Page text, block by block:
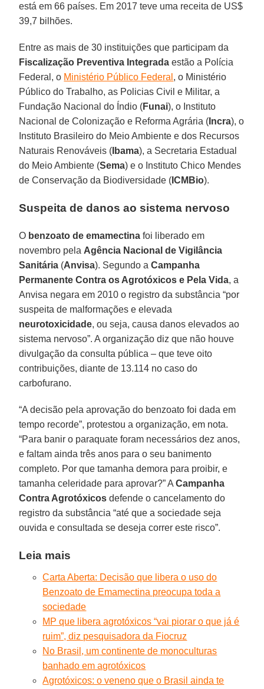
está em 66 países. Em 2017 teve uma receita de US$
39,7 bilhões.
Entre as mais de 30 instituições que participam da
Fiscalização Preventiva Integrada estão a Polícia
Federal, o Ministério Público Federal , o Ministério
Público do Trabalho, as Policias Civil e Militar, a
Fundação Nacional do Índio (Funai), o Instituto
Nacional de Colonização e Reforma Agrária ( Incra), o
Instituto Brasileiro do Meio Ambiente e dos Recursos
Naturais Renováveis ( Ibama), a Secretaria Estadual
do Meio Ambiente (Sema) e o Instituto Chico Mendes
de Conservação da Biodiversidade ( ICMBio).
Suspeita de danos ao sistema nervoso
O benzoato de emamectina foi liberado em
novembro pela Agência Nacional de Vigilância
Sanitária (Anvisa). Segundo aCampanha
Permanente Contra os Agrotóxicos e Pela Vida, a
Anvisa negara em 2010 o registro da substância “por
suspeita de malformações e elevada
neurotoxicidade, ou seja, causa danos elevados ao
sistema nervoso”. A organização diz que não houve
divulgação da consulta pública – que teve oito
contribuições, diante de 13.114 no caso do
carbofurano.
“A decisão pela aprovação do benzoato foi dada em
tempo recorde”, protestou a organização, em nota.
“Para banir o paraquate foram necessários dez anos,
e faltam ainda três anos para o seu banimento
completo. Por que tamanha demora para proibir, e
tamanha celeridade para aprovar?” ACampanha
Contra Agrotóxicos defende o cancelamento do
registro da substância “até que a sociedade seja
ouvida e consultada se deseja correr este risco”.
Leia mais
Carta Aberta: Decisão que libera o uso do
Benzoato de Emamectina preocupa toda a
sociedade
MP que libera agrotóxicos “vai piorar o que já é
ruim”, diz pesquisadora da Fiocruz
No Brasil, um continente de monoculturas
banhado em agrotóxicos
Agrotóxicos: o veneno que o Brasil ainda te